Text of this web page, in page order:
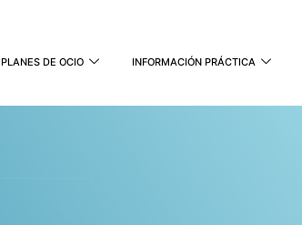
PLANES DE OCIO INFORMACIÓN PRÁCTICA